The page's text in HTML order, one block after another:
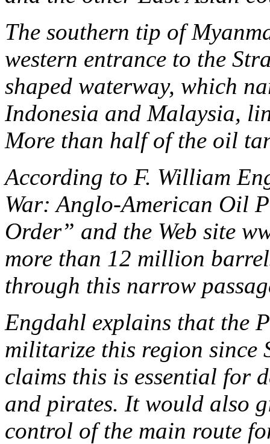
The southern tip of
western entrance to the
shaped waterway, which
Indonesia and Malaysia,
More than half of the oil
According to F. William
War: Anglo-American Oil
Order” and the Web site
more than 12 million
through this narrow
Engdahl explains that the
militarize this region since
claims this is essential for
and pirates. It would also
control of the main route